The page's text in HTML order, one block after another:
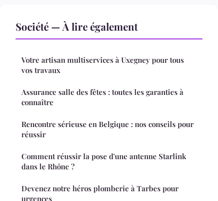
Société — À lire également
Votre artisan multiservices à Uxegney pour tous
vos travaux
Assurance salle des fêtes : toutes les garanties à
connaître
Rencontre sérieuse en Belgique : nos conseils pour
réussir
Comment réussir la pose d'une antenne Starlink
dans le Rhône ?
Devenez notre héros plomberie à Tarbes pour
urgences